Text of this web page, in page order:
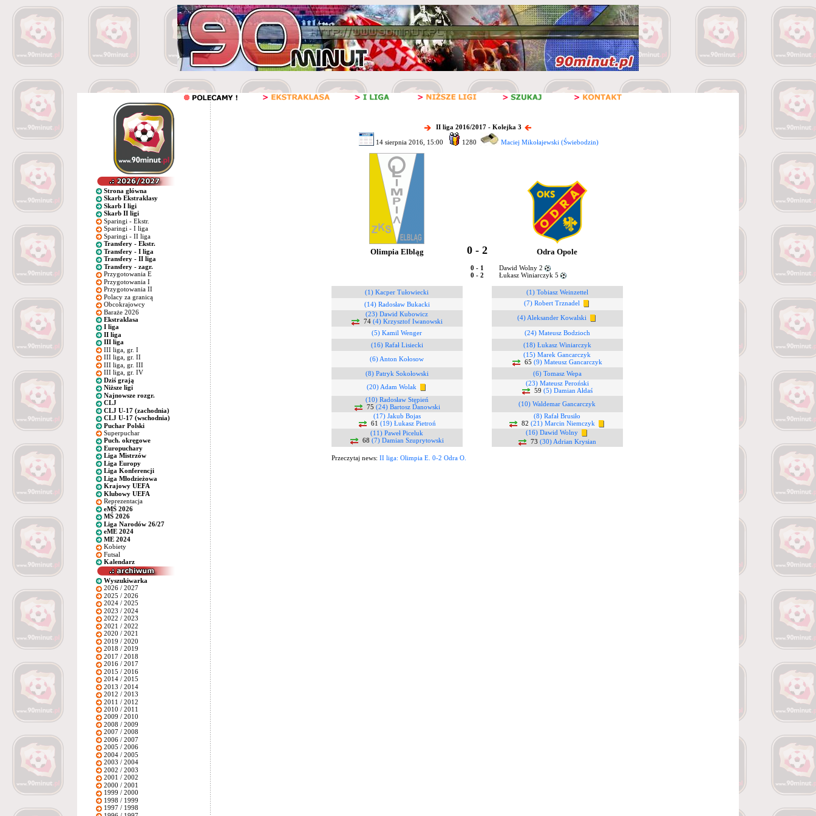
Strona główna
Skarb Ekstraklasy
Skarb I ligi
Skarb II ligi
Sparingi - Ekstr.
Sparingi - I liga
Sparingi - II liga
Transfery - Ekstr.
Transfery - I liga
Transfery - II liga
Transfery - zagr.
Przygotowania E
Przygotowania I
Przygotowania II
Polacy za granicą
Obcokrajowcy
Baraże 2026
Ekstraklasa
I liga
II liga
III liga
III liga, gr. I
III liga, gr. II
III liga, gr. III
III liga, gr. IV
Dziś grają
Niższe ligi
Najnowsze rozgr.
CLJ
CLJ U-17 (zachodnia)
CLJ U-17 (wschodnia)
Puchar Polski
Superpuchar
Puch. okręgowe
Europuchary
Liga Mistrzów
Liga Europy
Liga Konferencji
Liga Młodzieżowa
Krajowy UEFA
Klubowy UEFA
Reprezentacja
eMŚ 2026
MŚ 2026
Liga Narodów 26/27
eME 2024
ME 2024
Kobiety
Futsal
Kalendarz
Wyszukiwarka
2026 / 2027
2025 / 2026
2024 / 2025
2023 / 2024
2022 / 2023
2021 / 2022
2020 / 2021
2019 / 2020
2018 / 2019
2017 / 2018
2016 / 2017
2015 / 2016
2014 / 2015
2013 / 2014
2012 / 2013
2011 / 2012
2010 / 2011
2009 / 2010
2008 / 2009
2007 / 2008
2006 / 2007
2005 / 2006
2004 / 2005
2003 / 2004
2002 / 2003
2001 / 2002
2000 / 2001
1999 / 2000
1998 / 1999
1997 / 1998
II liga 2016/2017 - Kolejka 3
14 sierpnia 2016, 15:00 1280 Maciej Mikołajewski (Świebodzin)
Olimpia Elbląg 0 - 2 Odra Opole
0 - 1
Dawid Wolny 2
0 - 2
Łukasz Winiarczyk 5
(1) Kacper Tułowiecki
(1) Tobiasz Weinzettel
(14) Radosław Bukacki
(7) Robert Trznadel
(23) Dawid Kubowicz
74 (4) Krzysztof Iwanowski (4) Aleksander Kowalski
(5) Kamil Wenger
(24) Mateusz Bodzioch
(16) Rafał Lisiecki
(18) Łukasz Winiarczyk
(6) Anton Kołosow
(15) Marek Gancarczyk
65 (9) Mateusz Gancarczyk
(8) Patryk Sokołowski
(6) Tomasz Wepa
(20) Adam Wolak
(23) Mateusz Peroński
59 (5) Damian Ałdaś
(10) Radosław Stępień
75 (24) Bartosz Danowski
(10) Waldemar Gancarczyk
(17) Jakub Bojas
61 (19) Łukasz Pietroń
(8) Rafał Brusiło
82 (21) Marcin Niemczyk
(11) Paweł Piceluk
68 (7) Damian Szuprytowski
(16) Dawid Wolny
73 (30) Adrian Krysian
Przeczytaj news: II liga: Olimpia E. 0-2 Odra O.